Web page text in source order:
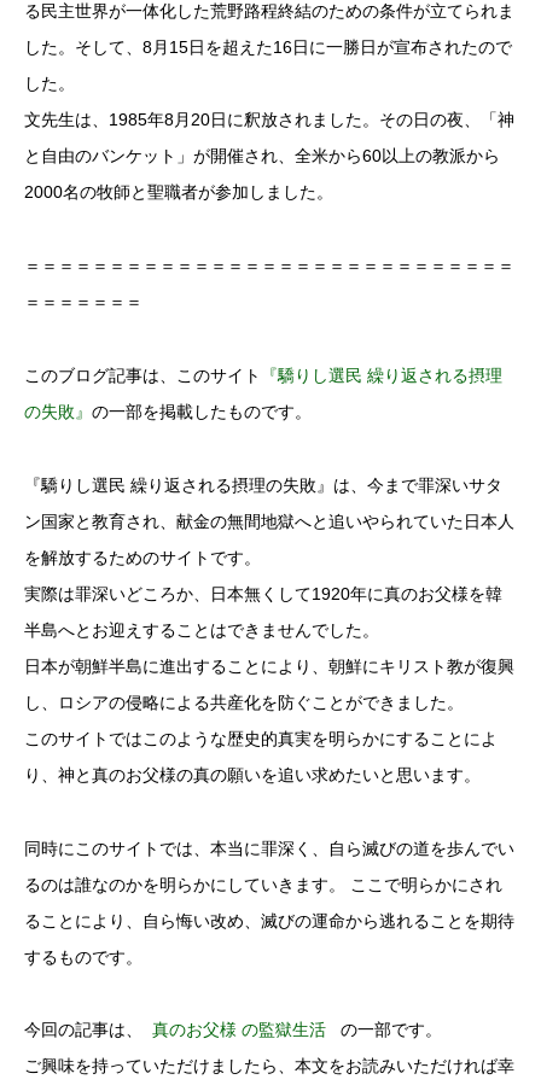
る民主世界が一体化した荒野路程終結のための条件が立てられま
した。そして、8月15日を超えた16日に一勝日が宣布されたので
した。
文先生は、1985年8月20日に釈放されました。その日の夜、「神
と自由のバンケット」が開催され、全米から60以上の教派から
2000名の牧師と聖職者が参加しました。
＝＝＝＝＝＝＝＝＝＝＝＝＝＝＝＝＝＝＝＝＝＝＝＝＝＝＝＝＝
＝＝＝＝＝＝＝
このブログ記事は、このサイト
『驕りし選民 繰り返される摂理
の失敗』 の一部を掲載したものです。
『驕りし選民 繰り返される摂理の失敗』は、今まで罪深いサタ
ン国家と教育され、献金の無間地獄へと追いやられていた日本人
を解放するためのサイトです。
実際は罪深いどころか、日本無くして1920年に真のお父様を韓
半島へとお迎えすることはできませんでした。
日本が朝鮮半島に進出することにより、朝鮮にキリスト教が復興
し、ロシアの侵略による共産化を防ぐことができました。
このサイトではこのような歴史的真実を明らかにすることによ
り、神と真のお父様の真の願いを追い求めたいと思います。
同時にこのサイトでは、本当に罪深く、自ら滅びの道を歩んでい
るのは誰なのかを明らかにしていきます。 ここで明らかにされ
ることにより、自ら悔い改め、滅びの運命から逃れることを期待
するものです。
今回の記事は、 真のお父様 の監獄生活 の一部です。
ご興味を持っていただけましたら、本文をお読みいただければ幸